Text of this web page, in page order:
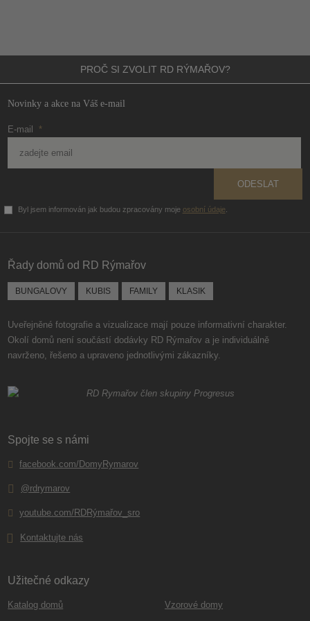
PROČ SI ZVOLIT RD RÝMAŘOV?
Novinky a akce na Váš e-mail
E-mail *
ODESLAT
Byl jsem informován jak budou zpracovány moje osobní údaje
odeslat.
Řady domů od RD Rýmařov
BUNGALOVY KUBIS FAMILY KLASIK
Uveřejněné fotografie a vizualizace mají pouze informativní charakter.
Okolí domů není součástí dodávky RD Rýmařov a je individuálně
navrženo, řešeno a upraveno jednotlivými zákazníky.
Spojte se s námi
facebook.com/DomyRymarov
@rdrymarov
youtube.com/RDRýmařov_sro
Kontaktujte nás
Užitečné odkazy
Katalog domů Vzorové domy